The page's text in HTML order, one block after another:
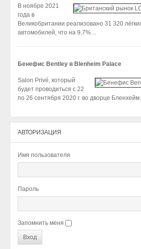
В ноябре 2021
года в
Великобритании реализовано 31 320
автомобилей, что на 9,7%…
Бенефис Bentley в Blenheim Palace
Salon Privé, который
будет проводиться с 22
по 26 сентября 2020 г. во дворце
АВТОРИЗАЦИЯ
Имя пользователя
Пароль
Запомнить меня